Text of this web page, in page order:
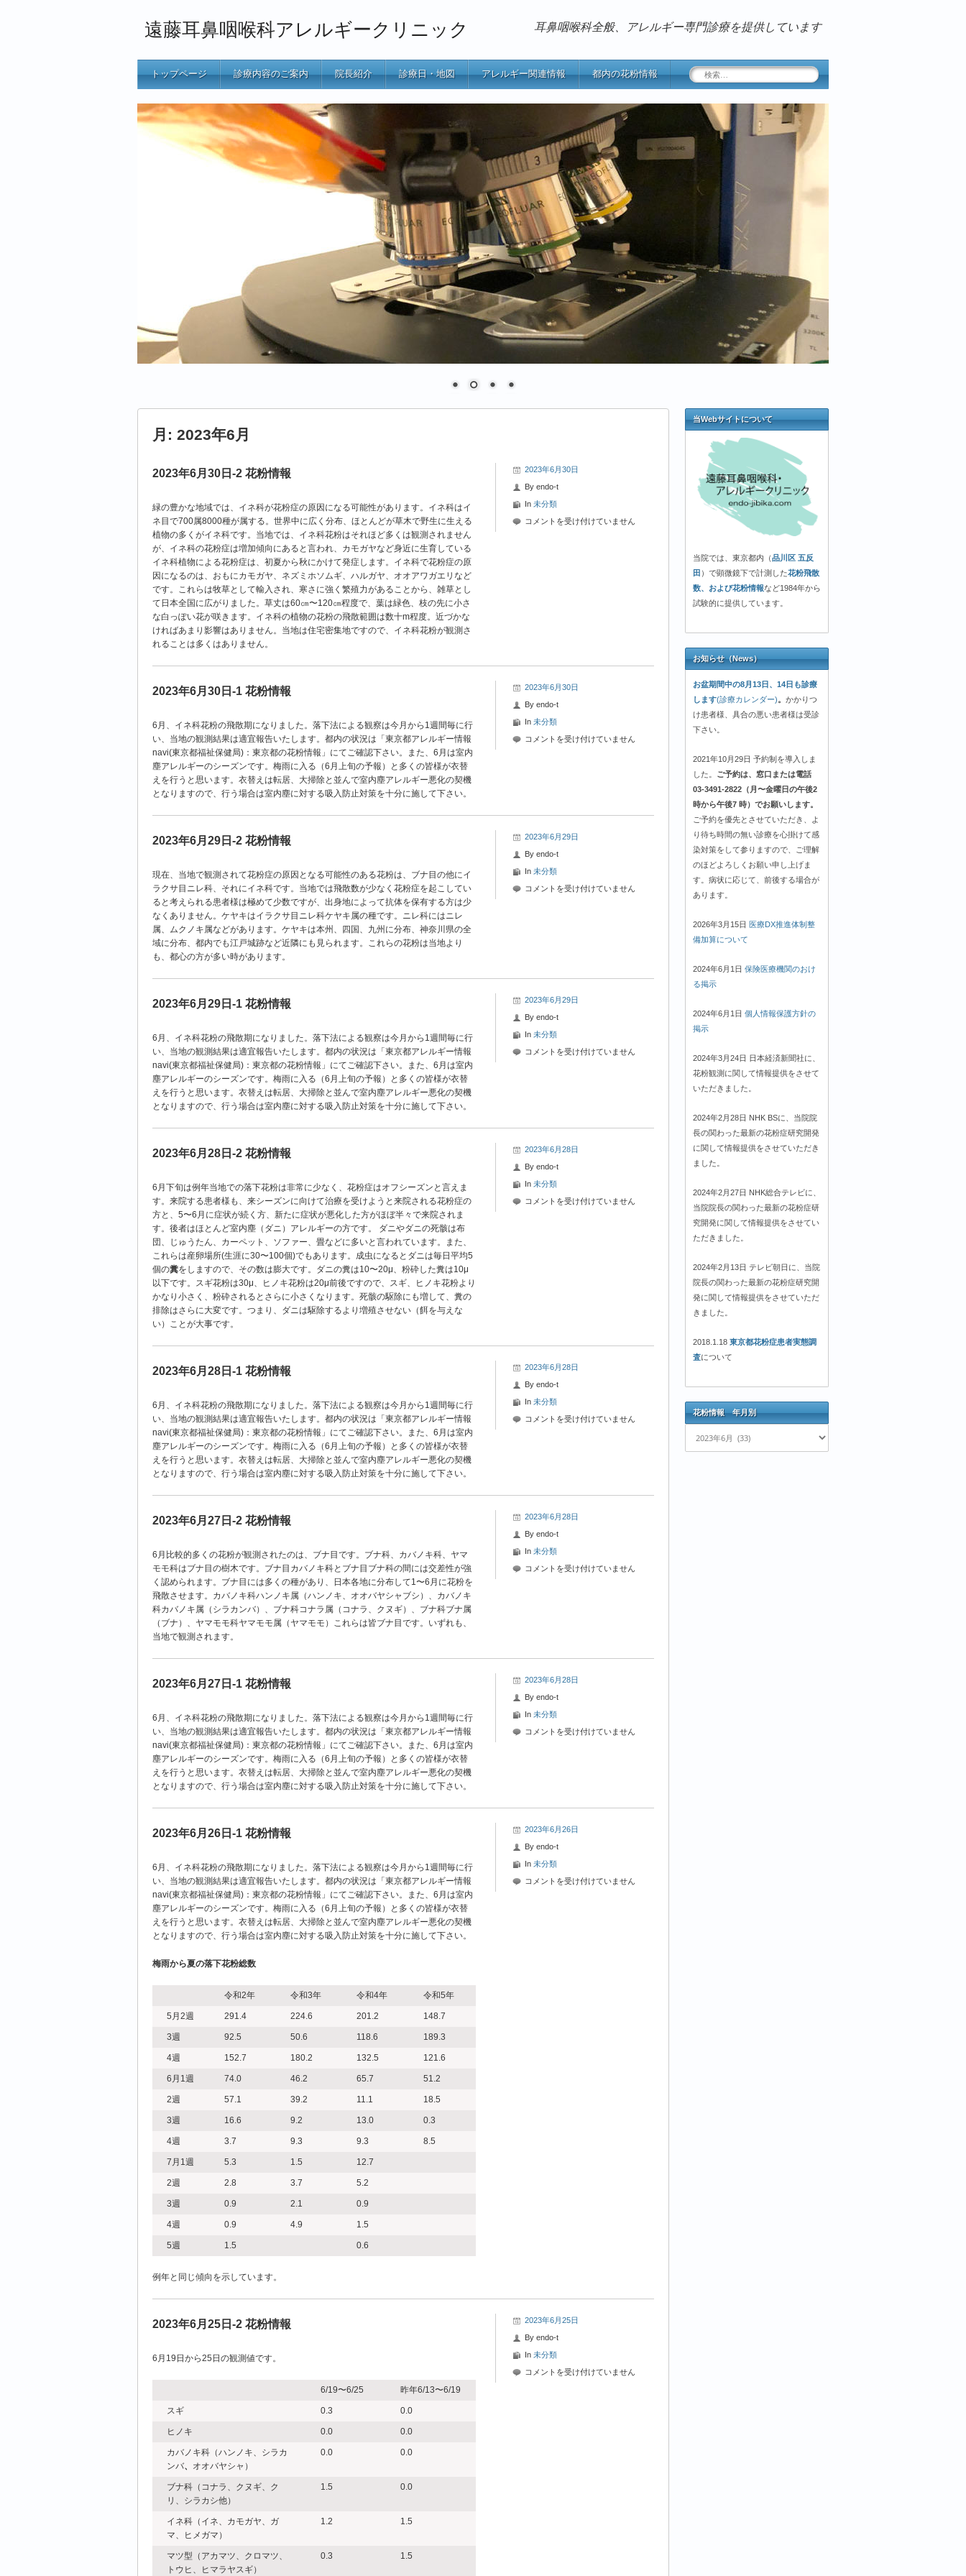
遠藤耳鼻咽喉科アレルギークリニック 耳鼻咽喉科全般、アレルギー専門診療を提供しています
トップページ 診療内容のご案内 院長紹介 診療日・地図 アレルギー関連情報 都内の花粉情報
検
索:
月: 2023年6月
2023年6月30日-2 花粉情報
緑の豊かな地域では、イネ科が花粉症の原因になる可能性があります。イネ科はイ
ネ目で700属8000種が属する。世界中に広く分布、ほとんどが草木で野生に生える
植物の多くがイネ科です。当地では、イネ科花粉はそれほど多くは観測されません
が、イネ科の花粉症は増加傾向にあると言われ、カモガヤなど身近に生育している
イネ科植物による花粉症は、初夏から秋にかけて発症します。イネ科で花粉症の原
因になるのは、おもにカモガヤ、ネズミホソムギ、ハルガヤ、オオアワガエリなど
です。これらは牧草として輸入され、寒さに強く繁殖力があることから、雑草とし
て日本全国に広がりました。草丈は60㎝〜120㎝程度で、葉は緑色、枝の先に小さ
な白っぽい花が咲きます。イネ科の植物の花粉の飛散範囲は数十m程度。近づかな
ければあまり影響はありません。当地は住宅密集地ですので、イネ科花粉が観測さ
れることは多くはありません。
2023年6月30日
By endo-t
In 未分類
2023
コメントを受け付けていません
2023年6月30日-1 花粉情報
6月、イネ科花粉の飛散期になりました。落下法による観察は今月から1週間毎に行
い、当地の観測結果は適宜報告いたします。都内の状況は「東京都アレルギー情報
navi(東京都福祉保健局)：東京都の花粉情報」にてご確認下さい。また、6月は室内
塵アレルギーのシーズンです。梅雨に入る（6月上旬の予報）と多くの皆様が衣替
えを行うと思います。衣替えは転居、大掃除と並んで室内塵アレルギー悪化の契機
となりますので、行う場合は室内塵に対する吸入防止対策を十分に施して下さい。
2023年6月30日
By endo-t
In 未分類
2023
粉
報
は
コメントを受け付けていません
2023年6月29日-2 花粉情報
現在、当地で観測されて花粉症の原因となる可能性のある花粉は、ブナ目の他にイ
ラクサ目ニレ科、それにイネ科です。当地では飛散数が少なく花粉症を起こしてい
ると考えられる患者様は極めて少数ですが、出身地によって抗体を保有する方は少
なくありません。ケヤキはイラクサ目ニレ科ケヤキ属の種です。ニレ科にはニレ
属、ムクノキ属などがあります。ケヤキは本州、四国、九州に分布、神奈川県の全
域に分布、都内でも江戸城跡など近隣にも見られます。これらの花粉は当地より
も、都心の方が多い時があります。
2023年6月29日
By endo-t
In 未分類
2023
情
は
コメントを受け付けていません
2023年6月29日-1 花粉情報
6月、イネ科花粉の飛散期になりました。落下法による観察は今月から1週間毎に行
い、当地の観測結果は適宜報告いたします。都内の状況は「東京都アレルギー情報
navi(東京都福祉保健局)：東京都の花粉情報」にてご確認下さい。また、6月は室内
塵アレルギーのシーズンです。梅雨に入る（6月上旬の予報）と多くの皆様が衣替
えを行うと思います。衣替えは転居、大掃除と並んで室内塵アレルギー悪化の契機
となりますので、行う場合は室内塵に対する吸入防止対策を十分に施して下さい。
2023年6月29日
By endo-t
In 未分類
2023
粉
報
は
コメントを受け付けていません
2023年6月28日-2 花粉情報
6月下旬は例年当地での落下花粉は非常に少なく、花粉症はオフシーズンと言えま
す。来院する患者様も、来シーズンに向けて治療を受けようと来院される花粉症の
方と、5〜6月に症状が続く方、新たに症状が悪化した方がほぼ半々で来院されま
す。後者はほとんど室内塵（ダニ）アレルギーの方です。 ダニやダニの死骸は布
団、じゅうたん、カーペット、ソファー、畳などに多いと言われています。また、
これらは産卵場所(生涯に30〜100個)でもあります。成虫になるとダニは毎日平均5
個の糞をしますので、その数は膨大です。ダニの糞は10〜20μ、粉砕した糞は10μ
以下です。スギ花粉は30μ、ヒノキ花粉は20μ前後ですので、スギ、ヒノキ花粉より
かなり小さく、粉砕されるとさらに小さくなります。死骸の駆除にも増して、糞の
排除はさらに大変です。つまり、ダニは駆除するより増殖させない（餌を与えな
い）ことが大事です。
2023年6月28日
By endo-t
In 未分類
2023
コメントを受け付けていません
2023年6月28日-1 花粉情報
6 月、イネ科花粉の飛散期になりました。落下法による観察は今月から 1週間毎に行
い、当地の観測結果は適宜報告いたします。都内の状況は「東京都アレルギー情報
navi(東京都福祉保健局) ：東京都の花粉情報」にてご確認下さい。また、 6 月は室内
塵アレルギーのシーズンです。梅雨に入る（6 月上旬の予報）と多くの皆様が衣替
えを行うと思います。衣替えは転居、大掃除と並んで室内塵アレルギー悪化の契機
となりますので、行う場合は室内塵に対する吸入防止対策を十分に施して下さい。
2023年6月28日
By endo-t
In 未分類
2023
粉
報
は
コメントを受け付けていません
2023年6月27日-2 花粉情報
6月比較的多くの花粉が観測されたのは、ブナ目です。ブナ科、カバノキ科、ヤマ
モモ科はブナ目の樹木です。ブナ目カバノキ科とブナ目ブナ科の間には交差性が強
く認められます。ブナ目には多くの種があり、日本各地に分布して1〜6月に花粉を
飛散させます。カバノキ科ハンノキ属（ハンノキ、オオバヤシャブシ）、カバノキ
科カバノキ属（シラカンバ）、ブナ科コナラ属（コナラ、クヌギ）、ブナ科ブナ属
（ブナ）、ヤマモモ科ヤマモモ属（ヤマモモ）これらは皆ブナ目です。いずれも、
当地で観測されます。
2023年6月28日
By endo-t
In 未分類
2023
情
は
コメントを受け付けていません
2023年6月27日-1 花粉情報
6 月、イネ科花粉の飛散期になりました。落下法による観察は今月から 1週間毎に行
い、当地の観測結果は適宜報告いたします。都内の状況は「東京都アレルギー情報
navi(東京都福祉保健局) ：東京都の花粉情報」にてご確認下さい。また、 6 月は室内
塵アレルギーのシーズンです。梅雨に入る（6 月上旬の予報）と多くの皆様が衣替
えを行うと思います。衣替えは転居、大掃除と並んで室内塵アレルギー悪化の契機
となりますので、行う場合は室内塵に対する吸入防止対策を十分に施して下さい。
2023年6月28日
By endo-t
In 未分類
2023
粉
報
は
コメントを受け付けていません
2023年6月26日-1 花粉情報
6月、イネ科花粉の飛散期になりました。落下法による観察は今月から1週間毎に行
い、当地の観測結果は適宜報告いたします。都内の状況は「東京都アレルギー情報
navi(東京都福祉保健局)：東京都の花粉情報」にてご確認下さい。また、6月は室内
塵アレルギーのシーズンです。梅雨に入る（6月上旬の予報）と多くの皆様が衣替
えを行うと思います。衣替えは転居、大掃除と並んで室内塵アレルギー悪化の契機
となりますので、行う場合は室内塵に対する吸入防止対策を十分に施して下さい。
梅雨から夏の落下花粉総数
令和2年 令和3年 令和4年 令和5年
5月2週 291.4 224.6 201.2 148.7
3週 92.5 50.6 118.6 189.3
4週 152.7 180.2 132.5 121.6
6月1週 74.0 46.2 65.7 51.2
2週 57.1 39.2 11.1 18.5
3週 16.6 9.2 13.0 0.3
4週 3.7 9.3 9.3 8.5
7月1週 5.3 1.5 12.7
2週 2.8 3.7 5.2
3週 0.9 2.1 0.9
4週 0.9 4.9 1.5
5週 1.5 0.6
例年と同じ傾向を示しています。
2023年6月26日
By endo-t
In 未分類
2023
コメントを受け付けていません
2023年6月25日-2 花粉情報
6月19日から25日の観測値です。
6/19〜6/25 昨年6/13〜6/19
スギ 0.3 0.0
ヒノキ 0.0 0.0
カバノキ科（ハンノキ、シラカ
ンバ、 オオバヤシャ）
0.0 0.0
ブナ科（コナラ、クヌギ、ク
リ、シラカシ他）
1.5 0.0
イネ科（イネ、カモガヤ、ガ
マ、ヒメガマ）
1.2 1.5
マツ型（アカマツ、クロマツ、
トウヒ、ヒマラヤスギ）
0.3 1.5
2023年6月25日
By endo-t
In 未分類
2023
コメントを受け付けていません
当Webサイトについて
当院では、東京都内（品川区 五反
田 ）で顕微鏡下で計測した花粉飛散
数、および花粉情報など1984年から
試験的に提供しています。
お知らせ（News）
お盆期間中の8月13日、14日も診療
します(診療カレンダー)。 かかりつ
け患者様、具合の悪い患者様は受診
下さい。
2021年10月29日 予約制を導入しま
した。 ご予約は、窓口または電話
03-3491-2822（月〜金曜日の午後2
時から午後7 時）でお願いします。
ご予約を優先とさせていただき、よ
り待ち時間の無い診療を心掛けて感
染対策をして参りますので、ご理解
のほどよろしくお願い申し上げま
す。病状に応じて、前後する場合が
あります。
2026年3月15日 医療DX推進体制整
備加算について
2024年6月1日 保険医療機関のおけ
る掲示
2024年6月1日 個人情報保護方針の
掲示
2024年3月24日 日本経済新聞社に、
花粉観測に関して情報提供をさせて
いただきました。
2024年2月28日 NHK BSに、当院院
長の関わった最新の花粉症研究開発
に関して情報提供をさせていただき
ました。
2024年2月27日 NHK総合テレビに、
当院院長の関わった最新の花粉症研
究開発に関して情報提供をさせてい
ただきました。
2024年2月13日 テレビ朝日に、当院
院長の関わった最新の花粉症研究開
発に関して情報提供をさせていただ
きました。
2018.1.18 東京都花粉症患者実態調
査について
花粉情報 年月別
花
粉